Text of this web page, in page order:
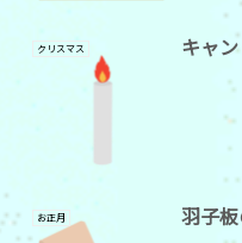
クリスマス キャ
お正月 羽子